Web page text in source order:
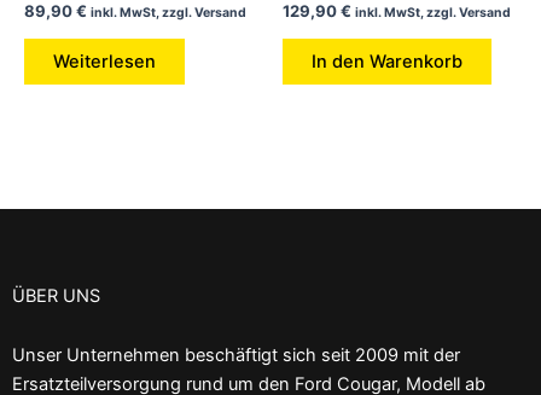
89,90€ inkl. MwSt, zzgl. Versand
Weiterlesen
129,90€ inkl. MwSt, zzgl. Versand
In den Warenkorb
ÜBER UNS
Unser Unternehmen beschäftigt sich seit 2009 mit der
Ersatzteilversorgung rund um den Ford Cougar, Modell ab